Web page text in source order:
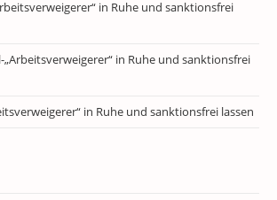
in Ruhe und sanktionsfrei
„Arbeitsverweigerer“ in Ruhe und sanktionsfrei
in Ruhe und sanktionsfrei lassen